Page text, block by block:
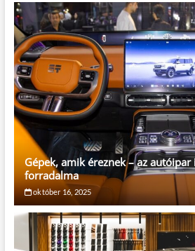
Gépek, amik éreznek – az
forradalma
október 16, 2025